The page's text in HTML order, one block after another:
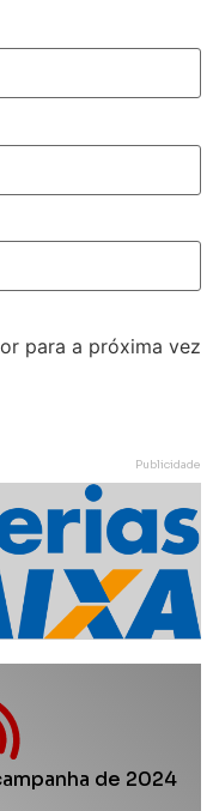
para a próxima vez
Publicidade
de 2024